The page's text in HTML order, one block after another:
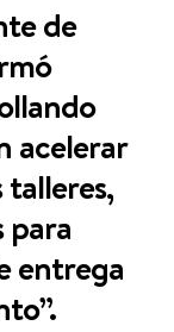
de
acelerar
para
entrega